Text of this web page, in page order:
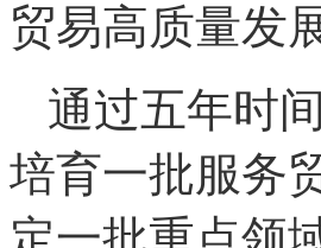
贸易高质量发
通过五年时
培育一批服务